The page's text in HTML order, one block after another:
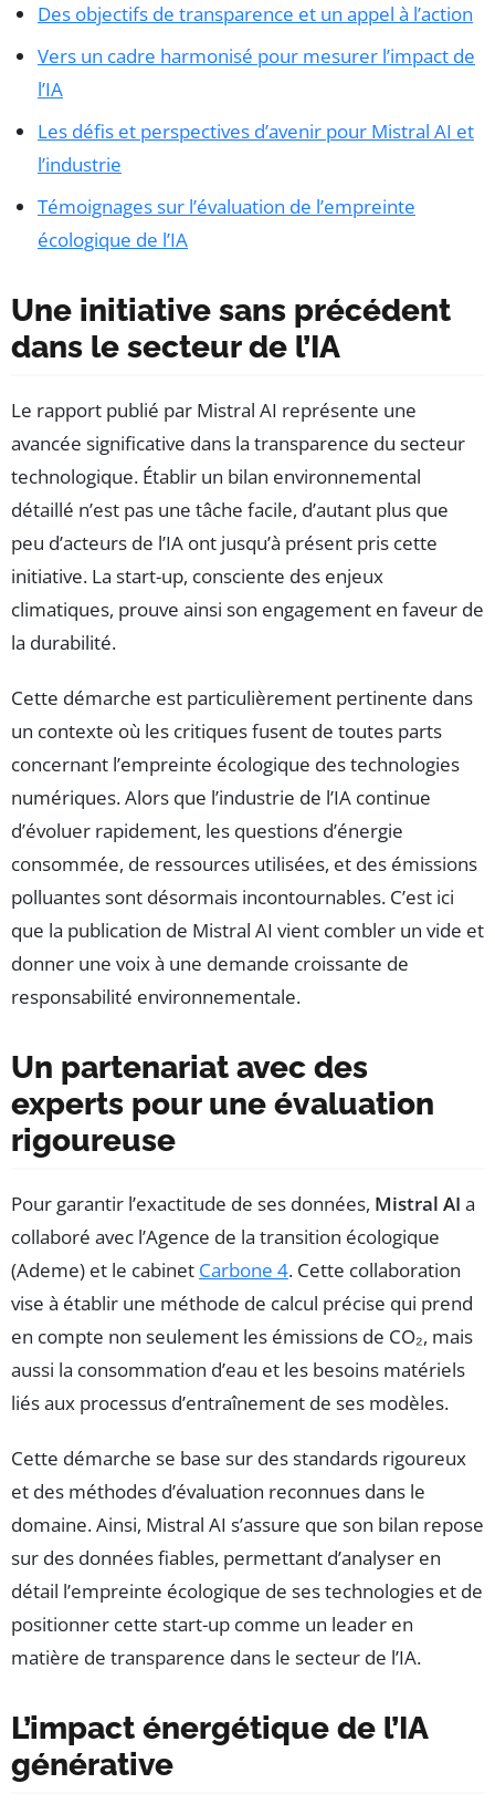
Des objectifs de transparence et un appel à l’action
Vers un cadre harmonisé pour mesurer l’impact de
l’IA
Les défis et perspectives d’avenir pour Mistral AI et
l’industrie
Témoignages sur l’évaluation de l’empreinte
écologique de l’IA
Une initiative sans précédent
dans le secteur de l’IA
Le rapport publié par Mistral AI représente une
avancée significative dans la transparence du secteur
technologique. Établir un bilan environnemental
détaillé n’est pas une tâche facile, d’autant plus que
peu d’acteurs de l’IA ont jusqu’à présent pris cette
initiative. La start-up, consciente des enjeux
climatiques, prouve ainsi son engagement en faveur de
la durabilité.
Cette démarche est particulièrement pertinente dans
un contexte où les critiques fusent de toutes parts
concernant l’empreinte écologique des technologies
numériques. Alors que l’industrie de l’IA continue
d’évoluer rapidement, les questions d’énergie
consommée, de ressources utilisées, et des émissions
polluantes sont désormais incontournables. C’est ici
que la publication de Mistral AI vient combler un vide et
donner une voix à une demande croissante de
responsabilité environnementale.
Un partenariat avec des
experts pour une évaluation
rigoureuse
Pour garantir l’exactitude de ses données, Mistral AI a
collaboré avec l’Agence de la transition écologique
(Ademe) et le cabinet Carbone 4. Cette collaboration
vise à établir une méthode de calcul précise qui prend
en compte non seulement les émissions de CO₂, mais
aussi la consommation d’eau et les besoins matériels
liés aux processus d’entraînement de ses modèles.
Cette démarche se base sur des standards rigoureux
et des méthodes d’évaluation reconnues dans le
domaine. Ainsi, Mistral AI s’assure que son bilan repose
sur des données fiables, permettant d’analyser en
détail l’empreinte écologique de ses technologies et de
positionner cette start-up comme un leader en
matière de transparence dans le secteur de l’IA.
L’impact énergétique de l’IA
générative